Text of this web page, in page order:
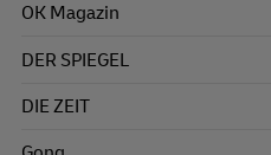
OK Magazin
DER SPIEGEL
DIE ZEIT